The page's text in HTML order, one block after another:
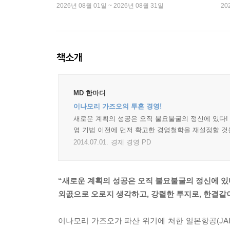
2026년 08월 01일 ~ 2026년 08월 31일
책소개
MD 한마디
이나모리 가즈오의 투혼 경영!
새로운 계획의 성공은 오직 불요불굴의 정신에 있
영 기법 이전에 먼저 확고한 경영철학을 재설정할
2014.07.01. 경제 경영 PD
“새로운 계획의 성공은 오직 불요불굴의 정신에 있
외곬으로 오로지 생각하고, 강렬한 투지로, 한결같
이나모리 가즈오가 파산 위기에 처한 일본항공